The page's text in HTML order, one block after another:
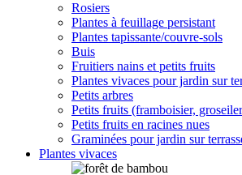
Rosiers
Plantes à feuillage persistant
Plantes tapissante/couvre-sols
Buis
Fruitiers nains et petits fruits
Plantes vivaces pour jardin sur
Petits arbres
Petits fruits (framboisier,
Petits fruits en racines nues
Graminées pour jardin sur
Plantes vivaces